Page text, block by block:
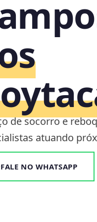
de socorro e
atuando
FALE NO WHATSAPP